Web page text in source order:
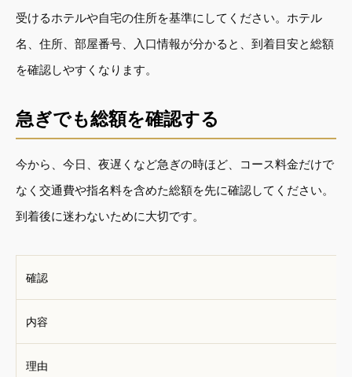
受けるホテルや自宅の住所を基準にしてください。ホテル
名、住所、部屋番号、入口情報が分かると、到着目安と総額
を確認しやすくなります。
急ぎでも総額を確認する
今から、今日、夜遅くなど急ぎの時ほど、コース料金だけで
なく交通費や指名料を含めた総額を先に確認してください。
到着後に迷わないために大切です。
確認
内容
理由